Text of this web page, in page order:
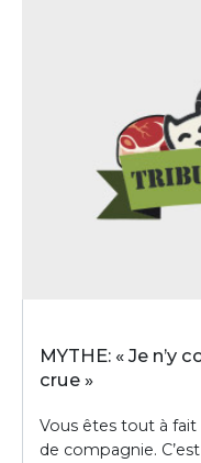
MYTHE: « Je n’y
crue »
Vous êtes tout à fait
de compagnie.